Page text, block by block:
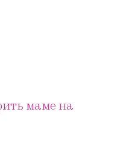
маме на